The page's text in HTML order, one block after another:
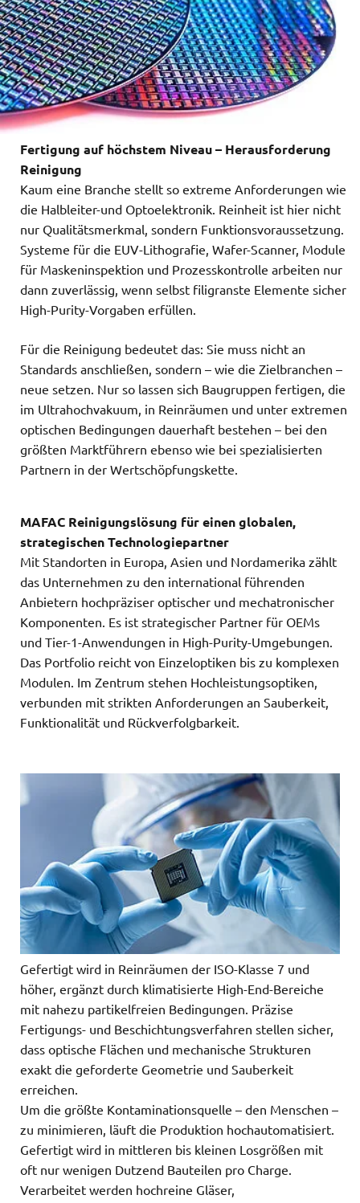
Fertigung auf höchstem Niveau – Herausforderung
Reinigung
Kaum eine Branche stellt so extreme Anforderungen wie
die Halbleiter-und Optoelektronik. Reinheit ist hier nicht
nur Qualitätsmerkmal, sondern Funktionsvoraussetzung.
Systeme für die EUV-Lithografie, Wafer-Scanner, Module
für Maskeninspektion und Prozesskontrolle arbeiten nur
dann zuverlässig, wenn selbst filigranste Elemente sicher
High-Purity-Vorgaben erfüllen.
Für die Reinigung bedeutet das: Sie muss nicht an
Standards anschließen, sondern – wie die Zielbranchen –
neue setzen. Nur so lassen sich Baugruppen fertigen, die
im Ultrahochvakuum, in Reinräumen und unter extremen
optischen Bedingungen dauerhaft bestehen – bei den
größten Marktführern ebenso wie bei spezialisierten
Partnern in der Wertschöpfungskette.
MAFAC Reinigungslösung für einen globalen,
strategischen Technologiepartner
Mit Standorten in Europa, Asien und Nordamerika zählt
das Unternehmen zu den international führenden
Anbietern hochpräziser optischer und mechatronischer
Komponenten. Es ist strategischer Partner für OEMs
und Tier-1-Anwendungen in High-Purity-Umgebungen.
Das Portfolio reicht von Einzeloptiken bis zu komplexen
Modulen. Im Zentrum stehen Hochleistungsoptiken,
verbunden mit strikten Anforderungen an Sauberkeit,
Funktionalität und Rückverfolgbarkeit.
Gefertigt wird in Reinräumen der ISO-Klasse 7 und
höher, ergänzt durch klimatisierte High-End-Bereiche
mit nahezu partikelfreien Bedingungen. Präzise
Fertigungs- und Beschichtungsverfahren stellen sicher,
dass optische Flächen und mechanische Strukturen
exakt die geforderte Geometrie und Sauberkeit
erreichen.
Um die größte Kontaminationsquelle – den Menschen –
zu minimieren, läuft die Produktion hochautomatisiert.
Gefertigt wird in mittleren bis kleinen Losgrößen mit
oft nur wenigen Dutzend Bauteilen pro Charge.
Verarbeitet werden hochreine Gläser,